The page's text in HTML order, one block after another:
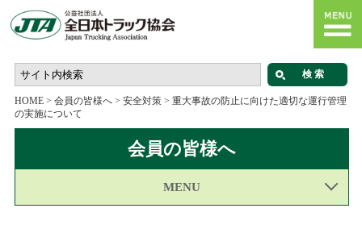
HOME> 会員の皆様へ> 安全対策> 重大事故の防止に向けた適切な運行管理
の実施について
会員の皆様へ
MENU